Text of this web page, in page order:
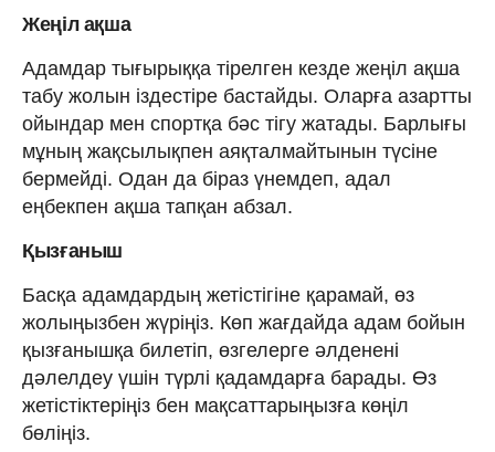
Жеңіл ақша
Адамдар тығырыққа тірелген кезде жеңіл ақша
табу жолын іздестіре бастайды. Оларға азартты
ойындар мен спортқа бәс тігу жатады. Барлығы
мұның жақсылықпен аяқталмайтынын түсіне
бермейді. Одан да біраз үнемдеп, адал
еңбекпен ақша тапқан абзал.
Қызғаныш
Басқа адамдардың жетістігіне қарамай, өз
жолыңызбен жүріңіз. Көп жағдайда адам бойын
қызғанышқа билетіп, өзгелерге әлденені
дәлелдеу үшін түрлі қадамдарға барады. Өз
жетістіктеріңіз бен мақсаттарыңызға көңіл
бөліңіз.